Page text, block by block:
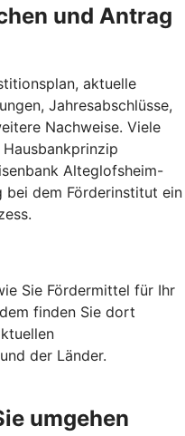
und Antrag
aktuelle
Jahresabschlüsse,
Nachweise. Viele
Alteglofsheim-
bei dem Förderinstitut ein
Sie Fördermittel für Ihr
finden Sie dort
der Länder.
umgehen